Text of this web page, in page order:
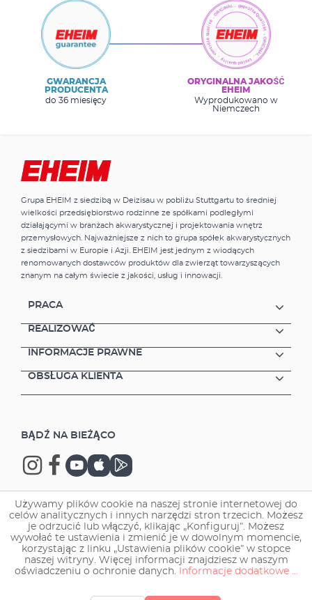
GWARANCJA
PRODUCENTA
do 36 miesięcy
ORYGINALNA JAKOŚĆ
EHEIM
Wyprodukowano w
Niemczech
Grupa EHEIM z siedzibą w Deizisau w pobliżu Stuttgartu to średniej
wielkości przedsiębiorstwo rodzinne ze spółkami podległymi
działającymi w branżach akwarystycznej i projektowania wnętrz
przemysłowych. Najważniejsze z nich to grupa spółek akwarystycznych
z siedzibami w Europie i Azji. EHEIM jest jednym z wiodących
renomowanych dostawców produktów dla zwierząt towarzyszących
znanym na całym świecie z jakości, usług i innowacji.
PRACA
REALIZOWAĆ
INFORMACJE PRAWNE
OBSŁUGA KLIENTA
BĄDŹ NA BIEŻĄCO
Copyright © 2026 EHEIM GmbH & Co. KG.
Używamy plików cookie na naszej stronie internetowej do
celów analitycznych i innych narzędzi stron trzecich. Możesz
je odrzucić lub włączyć, klikając „Konfiguruj”. Możesz
wywołać te ustawienia i zmienić je w dowolnym momencie,
korzystając z linku „Ustawienia plików cookie” w stopce
naszej witryny. Więcej informacji znajdziesz w naszym
oświadczeniu o ochronie danych.
Informacje dodatkowe ...